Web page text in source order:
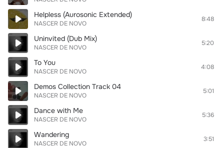
Helpless (Aurosonic Extended)
NASCER DE NOVO
8:48
Uninvited (Dub Mix)
NASCER DE NOVO
5:20
To You
NASCER DE NOVO
4:08
Demos Collection Track 04
NASCER DE NOVO
5:01
Dance with Me
NASCER DE NOVO
5:36
Wandering
NASCER DE NOVO
3:51